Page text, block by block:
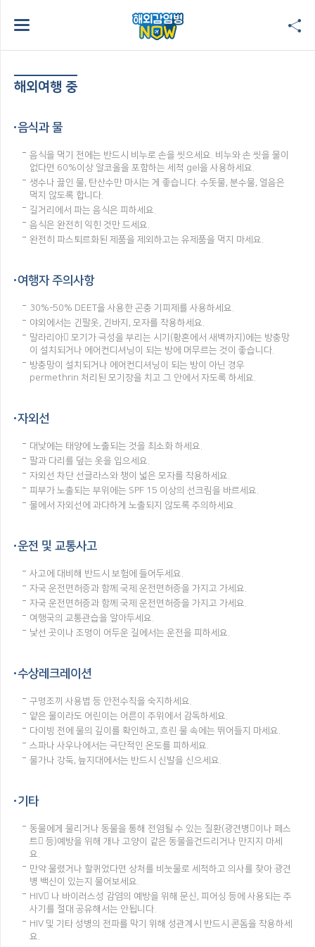
해외여행 중
음식과 물
음식을 먹기 전에는 반드시 비누로 손을 씻으세요. 비누와 손 씻을 물이
없다면 60%이상 알코올을 포함하는 세척 gel을 사용하세요.
생수나 끓인 물, 탄산수만 마시는 게 좋습니다. 수돗물, 분수물, 얼음은
먹지 않도록 합니다.
길거리에서 파는 음식은 피하세요.
음식은 완전히 익힌 것만 드세요.
완전히 파스퇴르화된 제품을 제외하고는 유제품을 먹지 마세요.
여행자 주의사항
30%-50% DEET을 사용한 곤충 기피제를 사용하세요.
야외에서는 긴팔옷, 긴바지, 모자를 착용하세요.
말라리아 모기가 극성을 부리는 시기(황혼에서 새벽까지)에는 방충망
이 설치되거나 에어컨디셔닝이 되는 방에 머무르는 것이 좋습니다.
방충망이 설치되거나 에어컨디셔닝이 되는 방이 아닌 경우
permethrin 처리된 모기장을 치고 그 안에서 자도록 하세요.
자외선
대낮에는 태양에 노출되는 것을 최소화 하세요.
팔과 다리를 덮는 옷을 입으세요.
자외선 차단 선글라스와 챙이 넓은 모자를 착용하세요.
피부가 노출되는 부위에는 SPF 15 이상의 선크림을 바르세요.
물에서 자외선에 과다하게 노출되지 않도록 주의하세요.
운전 및 교통사고
사고에 대비해 반드시 보험에 들어두세요.
자국 운전면허증과 함께 국제 운전면허증을 가지고 가세요.
자국 운전면허증과 함께 국제 운전면허증을 가지고 가세요.
여행국의 교통관습을 알아두세요.
낯선 곳이나 조명이 어두운 길에서는 운전을 피하세요.
수상레크레이션
구명조끼 사용법 등 안전수칙을 숙지하세요.
얕은 물이라도 어린이는 어른이 주위에서 감독하세요.
다이빙 전에 물의 깊이를 확인하고, 흐린 물 속에는 뛰어들지 마세요.
스파나 사우나에서는 극단적인 온도를 피하세요.
물가나 강둑, 늪지대에서는 반드시 신발을 신으세요.
기타
동물에게 물리거나 동물을 통해 전염될 수 있는 질환(광견병이나 페스
트 등)예방을 위해 개나 고양이 같은 동물을건드리거나 만지지 마세
요.
만약 물렸거나 할퀴었다면 상처를 비눗물로 세척하고 의사를 찾아 광견
병 백신이 있는지 물어보세요.
HIV 나 바이러스성 감염의 예방을 위해 문신, 피어싱 등에 사용되는 주
사기를 절대 공유해서는 안됩니다.
HIV 및 기타 성병의 전파를 막기 위해 성관계시 반드시 콘돔을 착용하세
요.